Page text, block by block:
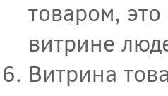
товаром,
витрине
Витрина